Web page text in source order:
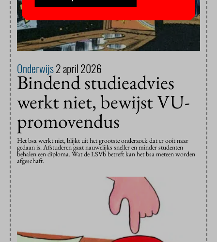
Onderwijs2 april 2026
Bindend studieadvies
werkt niet, bewijst VU-
promovendus
Het bsa werkt niet, blijkt uit het grootste onderzoek dat er ooit naar
gedaan is. Afstuderen gaat nauwelijks sneller en minder studenten
behalen een diploma. Wat de LSVb betreft kan het bsa meteen worden
afgeschaft.